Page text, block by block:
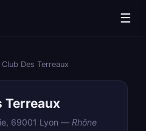
☰
Club Des Terreaux
Terreaux
69001 Lyon — Rhône